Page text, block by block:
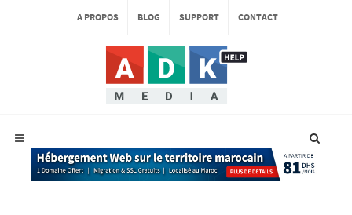
A PROPOS BLOG SUPPORT CONTACT